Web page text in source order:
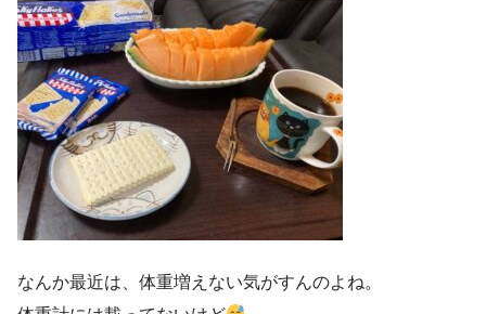
なんか最近は、体重増えない気がすんのよね。